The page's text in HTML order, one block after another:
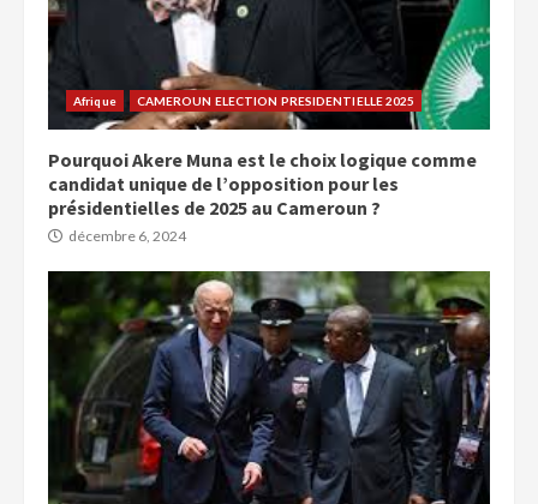
Afrique CAMEROUN ELECTION PRESIDENTIELLE 2025
Pourquoi Akere Muna est le choix logique comme
candidat unique de l’opposition pour les
présidentielles de 2025 au Cameroun ?
décembre 6, 2024